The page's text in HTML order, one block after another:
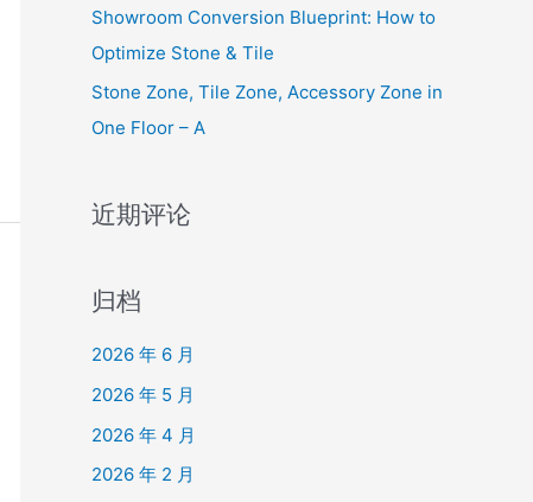
Showroom Conversion Blueprint: How to
Optimize Stone & Tile
Stone Zone, Tile Zone, Accessory Zone in
One Floor – A
近期评论
归档
2026 年 6 月
2026 年 5 月
2026 年 4 月
2026 年 2 月